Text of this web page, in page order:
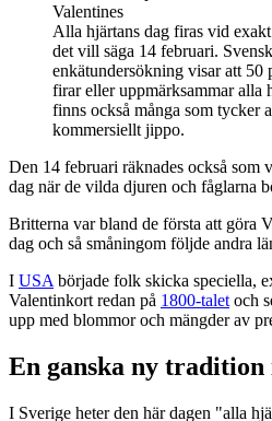
Valentines
Alla hjärtans dag firas vid
det vill säga 14 februari.
enkätundersökning visar att 50
firar eller uppmärksammar alla
finns också många som tycker
kommersiellt jippo.
Den 14 februari räknades också som
dag när de vilda djuren och fåglarna
Britterna var bland de första att göra
dag och så småningom följde andra
I USA började folk skicka speciella,
Valentinkort redan på 1800-talet och
upp med blommor och mängder av
En ganska ny tradition
I Sverige heter den här dagen "alla